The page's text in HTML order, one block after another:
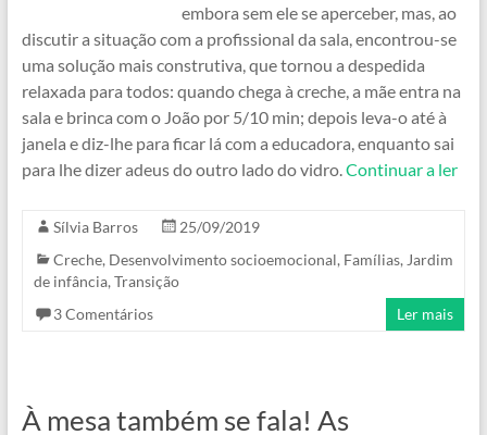
embora sem ele se aperceber, mas, ao
discutir a situação com a profissional da sala, encontrou-se
uma solução mais construtiva, que tornou a despedida
relaxada para todos: quando chega à creche, a mãe entra na
sala e brinca com o João por 5/10 min; depois leva-o até à
janela e diz-lhe para ficar lá com a educadora, enquanto sai
para lhe dizer adeus do outro lado do vidro. Continuar a ler
Sílvia Barros
25/09/2019
Creche, Desenvolvimento socioemocional, Famílias, Jardim
de infância, Transição
3 Comentários
Ler mais
À mesa também se fala! As